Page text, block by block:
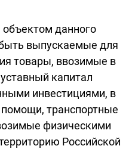
данного
выпускаемые для
товары, ввозимые в
капитал
инвестициями, в
транспортные
физическими
Российской